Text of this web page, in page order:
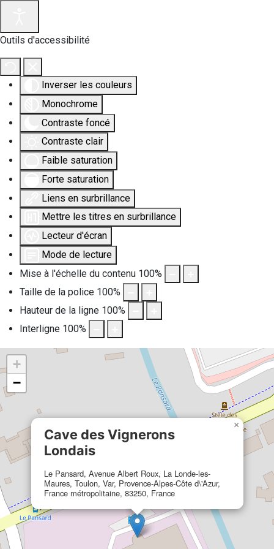
Outils d'accessibilité
Inverser les couleurs
Monochrome
Contraste foncé
Contraste clair
Faible saturation
Forte saturation
Liens en surbrillance
Mettre les titres en surbrillance
Lecteur d'écran
Mode de lecture
Mise à l'échelle du contenu 100%
Taille de la police 100%
Hauteur de la ligne 100%
Interligne 100%
Cave des Vignerons
Londais
Le Pansard, Avenue Albert Roux, La Londe-les-
Maures, Toulon, Var, Provence-Alpes-Côte d\'Azur,
France métropolitaine, 83250, France
×
+
−